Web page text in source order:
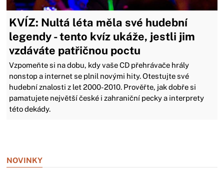
KVÍZ: Nultá léta měla své hudební
legendy - tento kvíz ukáže, jestli jim
vzdáváte patřičnou poctu
Vzpomeňte si na dobu, kdy vaše CD přehrávače hrály
nonstop a internet se plnil novými hity. Otestujte své
hudební znalosti z let 2000-2010. Prověřte, jak dobře si
pamatujete největší české i zahraniční pecky a interprety
této dekády.
NOVINKY